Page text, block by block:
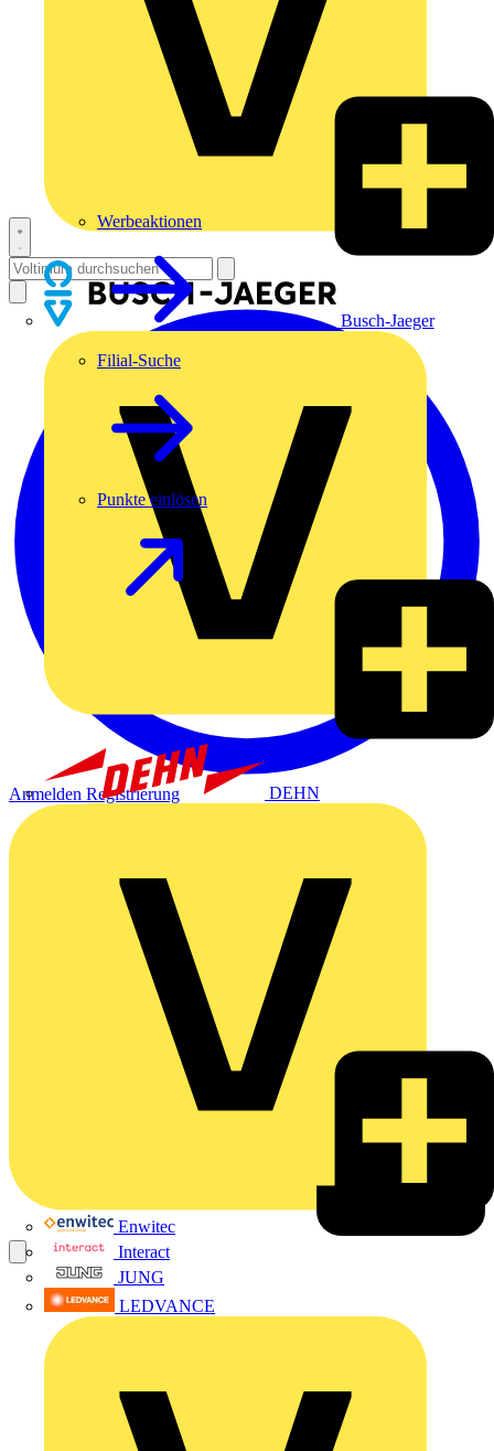
Busch-Jaeger
DEHN
Enwitec
Interact
JUNG
LEDVANCE
Werbeaktionen
Filial-Suche
Punkte einlösen
Anmelden Registrierung